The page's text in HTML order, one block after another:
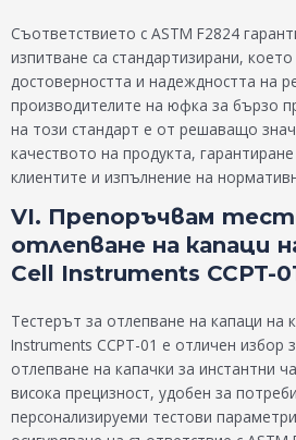
Съответствието с ASTM F2824
изпитване са стандартизирани,
достоверността и надеждността на
производителите на юфка за бързо
на този стандарт е от решаващо
качеството на продукта,
клиентите и изпълнение на
VI. Препоръчвам
отлепване на капаци
Cell Instruments CCPT-
Тестерът за отлепване на капаци на
Instruments CCPT-01 е отличен избор
отлепване на капачки за инстантни
висока прецизност, удобен за
персонализируеми тестови